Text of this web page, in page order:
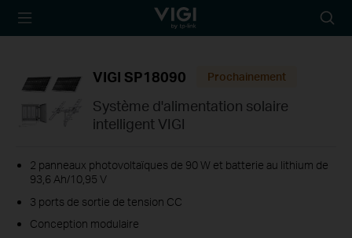
TP-Link, Reliably
icon
VIGI SP18090 Prochainement
Système d'alimentation solaire
intelligent VIGI
2 panneaux photovoltaïques de 90 W et batterie au lithium de
93,6 Ah/10,95 V
3 ports de sortie de tension CC
Conception modulaire